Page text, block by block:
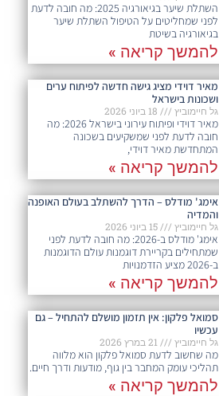
השתלת שיער בגיאורגיה 2025: מה חובה לדעת
לפני שמחליטים על הטיפול השתלת שיער
בגיאורגיה בשיטת
להמשך קריאה »
מאיר דוידי מציג גישה חדשה לפיתוח ערים
ושכונות בישראל
גל חיימוביץ
מאיר דוידי ופיתוח עירוני בישראל 2026: מה
חובה לדעת לפני שמשקיעים בשכונה
המתחדשת מאיר דוידי,
להמשך קריאה »
אימג' מודלס – הדרך להשתלב בעולם האופנה
והמדיה
גל חיימוביץ
אימג' מודלס ב-2026: מה חובה לדעת לפני
שמתחילים בקריירת דוגמנות עולם הדוגמנות
ב-2026 מציע הזדמנויות
להמשך קריאה »
סמואל פלקון: אין תזמון מושלם להתחיל – גם
עכשיו
גל חיימוביץ
מה שחשוב לדעת סמואל פלקון הוא מלווה
תהליכי עומק המחבר בין גוף, מודעות ודרך חיים.
להמשך קריאה »